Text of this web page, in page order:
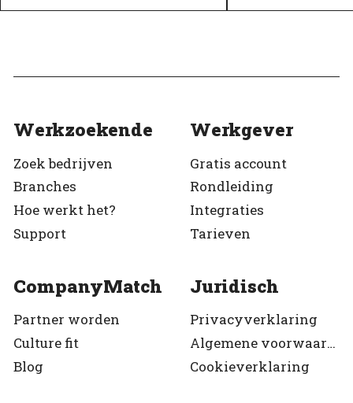
Werkzoekende
Zoek bedrijven
Branches
Hoe werkt het?
Support
Werkgever
Gratis account
Rondleiding
Integraties
Tarieven
CompanyMatch
Partner worden
Culture fit
Blog
Juridisch
Privacyverklaring
Algemene voorwaarden
Cookieverklaring